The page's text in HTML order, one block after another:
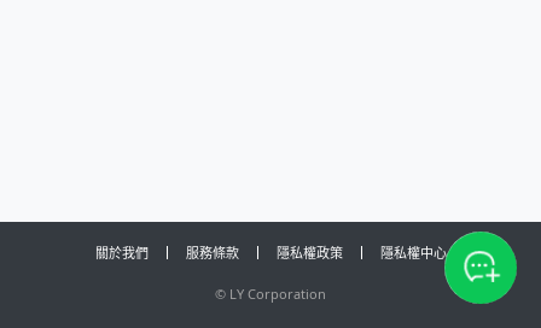
關於我們 服務條款 隱私權政策 隱私權中心
© LY Corporation